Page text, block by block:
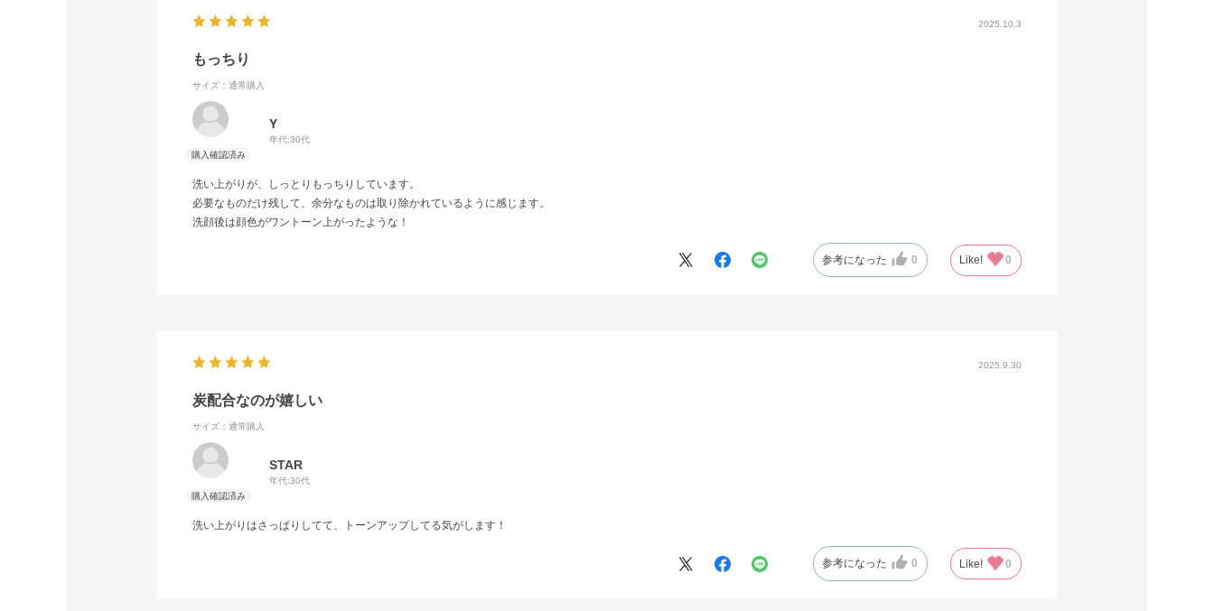
2025.10.3
もっちり
サイズ：通常購入
Y
年代:30代
洗い上がりが、しっとりもっちりしています。
必要なものだけ残して、余分なものは取り除かれているように感じます。
洗顔後は顔色がワントーン上がったような！
参考になった 0 Like! 0
2025.9.30
炭配合なのが嬉しい
サイズ：通常購入
STAR
年代:30代
洗い上がりはさっぱりしてて、トーンアップしてる気がします！
参考になった 0 Like! 0